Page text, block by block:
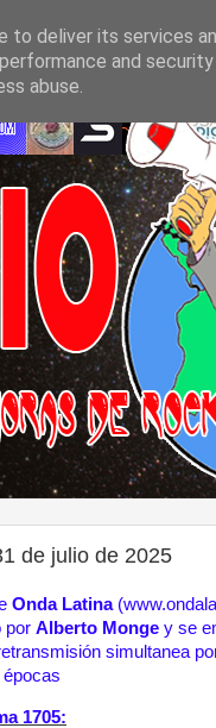
de julio de 2025
Onda Latina
por Alberto Monge y se
simultanea
1705:
to deliver its services
and
abuse.